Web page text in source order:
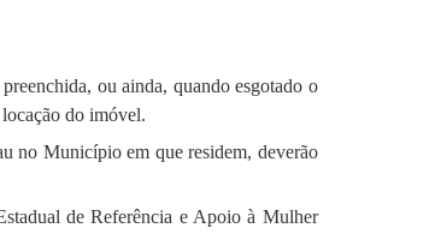
ou ainda, quando esgotado o
do imóvel.
no Município em que residem, deverão
de Referência e Apoio à Mulher